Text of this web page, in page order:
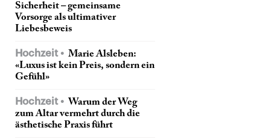
Sicherheit – gemeinsame
Vorsorge als ultimativer
Liebesbeweis
Hochzeit
Marie Alsleben:
«Luxus ist kein Preis, sondern ein
Gefühl»
Hochzeit
Warum der Weg
zum Altar vermehrt durch die
ästhetische Praxis führt